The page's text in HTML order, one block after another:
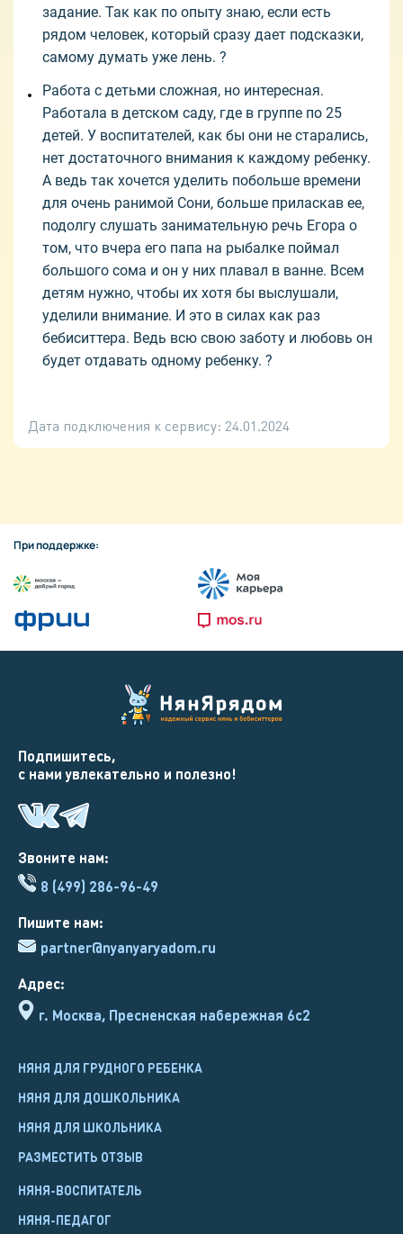
задание. Так как по опыту знаю, если есть
рядом человек, который сразу дает подсказки,
самому думать уже лень. ?
Работа с детьми сложная, но интересная.
Работала в детском саду, где в группе по 25
детей. У воспитателей, как бы они не старались,
нет достаточного внимания к каждому ребенку.
А ведь так хочется уделить побольше времени
для очень ранимой Сони, больше приласкав ее,
подолгу слушать занимательную речь Егора о
том, что вчера его папа на рыбалке поймал
большого сома и он у них плавал в ванне. Всем
детям нужно, чтобы их хотя бы выслушали,
уделили внимание. И это в силах как раз
бебиситтера. Ведь всю свою заботу и любовь он
будет отдавать одному ребенку. ?
Дата подключения к сервису: 24.01.2024
При поддержке:
Адрес:
г. Москва, Пресненская набережная 6с2
Звоните нам:
8 (499) 286-96-49
НЯНЯ ДЛЯ ГРУДНОГО РЕБЕНКА
НЯНЯ ДЛЯ ДОШКОЛЬНИКА
НЯНЯ ДЛЯ ШКОЛЬНИКА
РАЗМЕСТИТЬ ОТЗЫВ
Пишите нам:
partner@nyanyaryadom.ru
НЯНЯ-ВОСПИТАТЕЛЬ
НЯНЯ-ПЕДАГОГ
Подпишитесь,
с нами увлекательно и полезно!